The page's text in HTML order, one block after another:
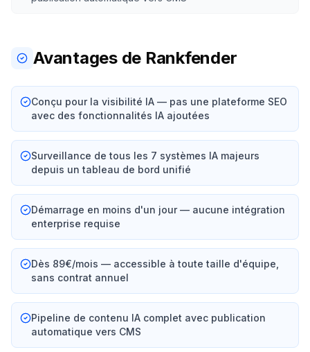
Avantages de Rankfender
Conçu pour la visibilité IA — pas une plateforme SEO
avec des fonctionnalités IA ajoutées
Surveillance de tous les 7 systèmes IA majeurs
depuis un tableau de bord unifié
Démarrage en moins d'un jour — aucune intégration
enterprise requise
Dès 89€/mois — accessible à toute taille d'équipe,
sans contrat annuel
Pipeline de contenu IA complet avec publication
automatique vers CMS